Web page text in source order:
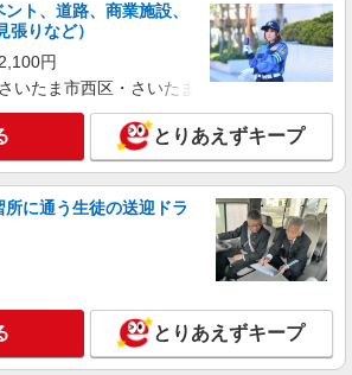
詳細を見る
コード612）
時給1,235円以上
ライフ東五反田店 東京都品川区東五反田2-19-
詳細を見る
川御殿山店（店舗コード618）
ト、道路、商業施設、
りなど）
円
いたま市西区・さいたま市岩槻区・久喜市・
とりあえずキープ
に通う生徒の送迎ドラ
とりあえずキープ